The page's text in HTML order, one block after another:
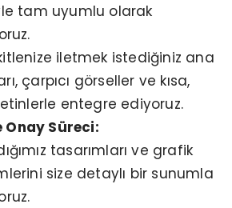
tam uyumlu olarak
iletmek istediğiniz ana
çarpıcı görseller ve kısa,
entegre ediyoruz.
Onay Süreci:
tasarımları ve grafik
size detaylı bir sunumla